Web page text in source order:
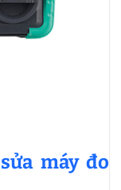
máy đo